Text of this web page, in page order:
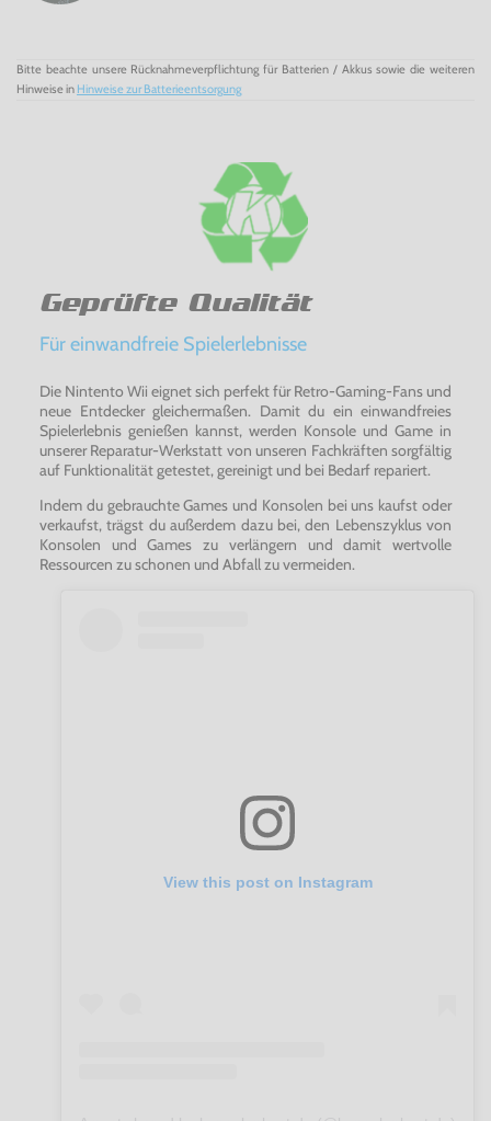
System-Standby-Funktion, die dafür sorgt, dass das
Eine Legende - PS3 - Konsole
Bitte beachte unsere Rücknahmeverpflichtung für Batterien / Akkus sowie die weiteren
Hinweise in Hinweise zur Batterieentsorgung
Geprüfte Qualität
Für einwandfreie Spielerlebnisse
Die Nintento Wii eignet sich perfekt für Retro-Gaming-Fans und
neue Entdecker gleichermaßen. Damit du ein einwandfreies
Spielerlebnis genießen kannst, werden Konsole und Game in
unserer Reparatur-Werkstatt von unseren Fachkräften sorgfältig
auf Funktionalität getestet, gereinigt und bei Bedarf repariert.
Indem du gebrauchte Games und Konsolen bei uns kaufst oder
verkaufst, trägst du außerdem dazu bei, den Lebenszyklus von
Konsolen und Games zu verlängern und damit wertvolle
Ressourcen zu schonen und Abfall zu vermeiden.
View this post on Instagram